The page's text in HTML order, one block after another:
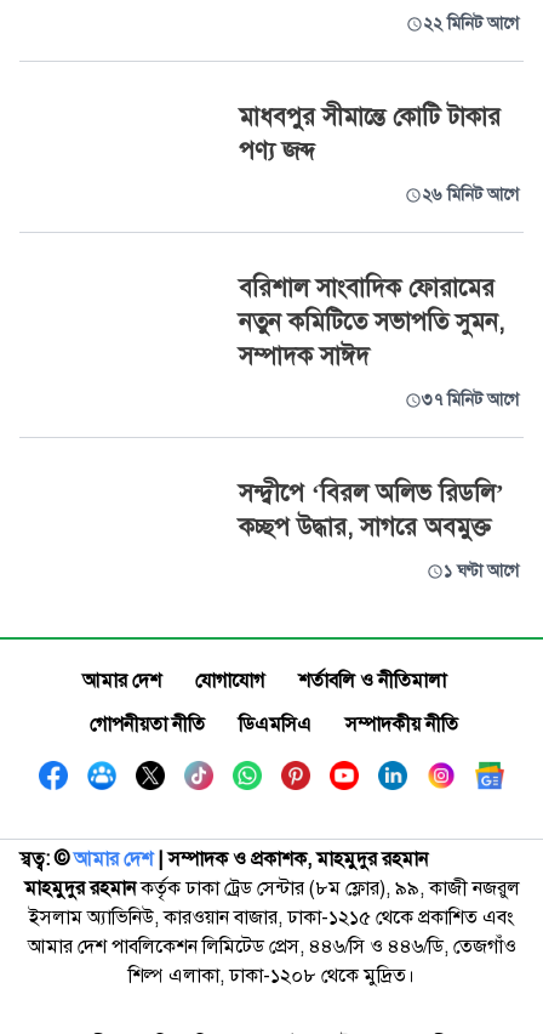
২২ মিনিট আগে
মাধবপুর সীমান্তে কোটি টাকার
পণ্য জব্দ
২৬ মিনিট আগে
বরিশাল সাংবাদিক ফোরামের
নতুন কমিটিতে সভাপতি সুমন,
সম্পাদক সাঈদ
৩৭ মিনিট আগে
সন্দ্বীপে ‘বিরল অলিভ রিডলি’
কচ্ছপ উদ্ধার, সাগরে অবমুক্ত
১ ঘণ্টা আগে
আমার দেশ যোগাযোগ
শর্তাবলি ও নীতিমালা
গোপনীয়তা নীতি
ডিএমসিএ সম্পাদকীয় নীতি
স্বত্ব: ©️আমার দেশ| সম্পাদক ও প্রকাশক, মাহমুদুর রহমান
মাহমুদুর রহমানকর্তৃক ঢাকা ট্রেড সেন্টার (৮ম ফ্লোর), ৯৯, কাজী নজরুল
ইসলাম অ্যাভিনিউ, কারওয়ান বাজার, ঢাকা-১২১৫ থেকে প্রকাশিত এবং
আমার দেশ পাবলিকেশন লিমিটেড প্রেস, ৪৪৬/সি ও ৪৪৬/ডি, তেজগাঁও
শিল্প এলাকা, ঢাকা-১২০৮ থেকে মুদ্রিত।